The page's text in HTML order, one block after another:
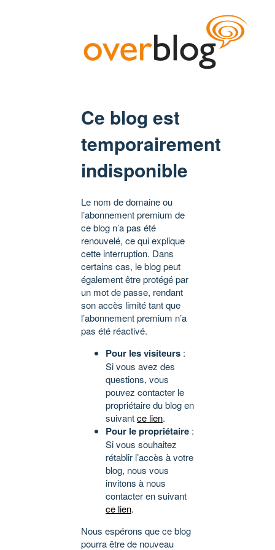
Ce blog est
temporairement
indisponible
Le nom de domaine ou
l’abonnement premium de
ce blog n’a pas été
renouvelé, ce qui explique
cette interruption. Dans
certains cas, le blog peut
également être protégé par
un mot de passe, rendant
son accès limité tant que
l’abonnement premium n’a
pas été réactivé.
Pour les visiteurs :
Si vous avez des
questions, vous
pouvez contacter le
propriétaire du blog en
suivantce lien.
Pour le propriétaire :
Si vous souhaitez
rétablir l’accès à votre
blog, nous vous
invitons à nous
contacter en suivant
ce lien.
Nous espérons que ce blog
pourra être de nouveau